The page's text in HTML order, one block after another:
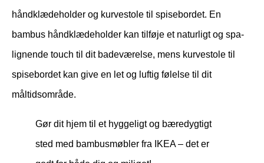
håndklædeholder og kurvestole til spisebordet. En
bambus håndklædeholder kan tilføje et naturligt og spa-
lignende touch til dit badeværelse, mens kurvestole til
spisebordet kan give en let og luftig følelse til dit
måltidsområde.
Gør dit hjem til et hyggeligt og bæredygtigt
sted med bambusmøbler fra IKEA – det er